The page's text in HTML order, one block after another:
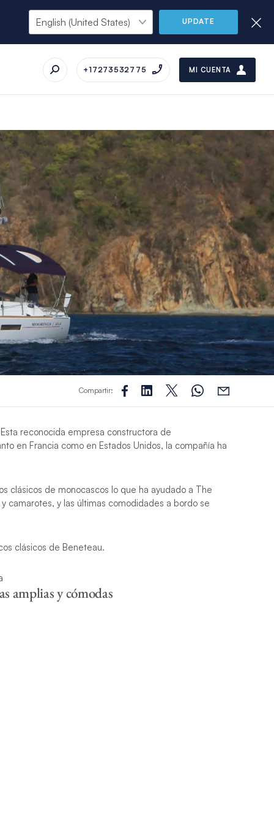
UPDATE
+17273532775 MI CUENTA
Compartir:
reconocida empresa constructora de
en Francia como en Estados Unidos, la compañía ha
clásicos de monocascos lo que ha ayudado a The
camarotes, y las últimas comodidades a bordo se
clásicos de Beneteau.
amplias y cómodas